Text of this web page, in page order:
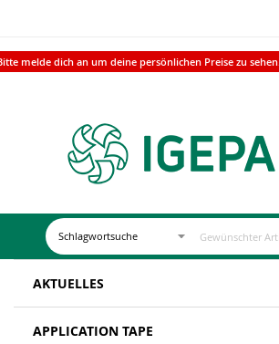
melde dich an um deine persönlichen Preise zu sehen.
AKTUELLES
APPLICATION TAPE